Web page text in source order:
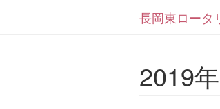
長岡東ロータ
2019